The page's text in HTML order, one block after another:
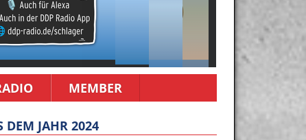
MEMBER
DEM JAHR 2024